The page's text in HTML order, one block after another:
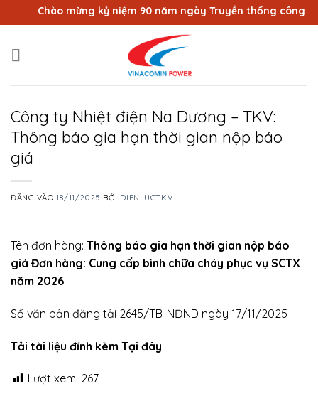
qua
dung
Chào mừng kỷ niệm 90 năm ngày Truyền thống công
Công ty Nhiệt điện Na Dương – TKV:
Thông báo gia hạn thời gian nộp báo
giá
ĐĂNG VÀO18/11/2025 BỞI DIENLUCTKV
Tên đơn hàng: Thông báo gia hạn thời gian nộp báo
giá Đơn hàng: Cung cấp bình chữa cháy phục vụ SCTX
năm 2026
Số văn bản đăng tải 2645/TB-NĐND ngày 17/11/2025
Tải tài liệu đính kèm Tại đây
Lượt xem: 267